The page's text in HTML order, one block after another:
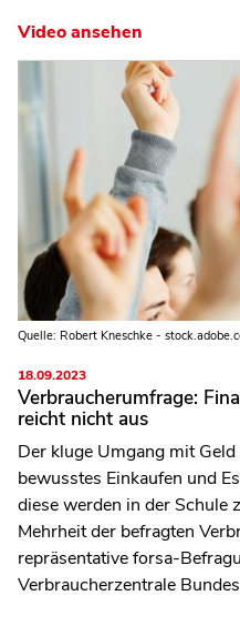
Video ansehen
Quelle: Robert Kneschke -
18.09.2023
Verbraucherumfrage:
reicht nicht aus
Der kluge Umgang mit
bewusstes Einkaufen und
diese werden in der Schule
Mehrheit der befragten
repräsentative forsa-
Verbraucherzentrale